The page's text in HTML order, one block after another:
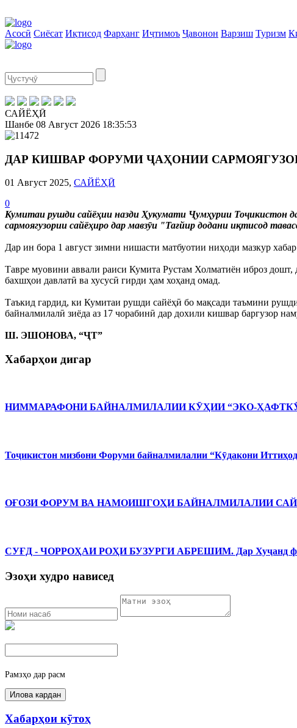
Асосӣ Сиёсат Иқтисод Фарҳанг Иҷтимоъ Ҷавонон Варзиш Туризм
САЙЁҲӢ
Шанбе 08 Август 2026 18:35:53
ДАР КИШВАР ФОРУМИ ҶАҲОНИИ
01 Август 2025, САЙЁҲӢ
0
Кумитаи рушди сайёҳии назди Ҳукумати Ҷумҳурии Тоҷикистон
сармоягузории сайёҳиро дар мавзӯи "Тағйир додани иқтисод
Дар ин бора 1 август зимни нишасти матбуотии ниҳоди мазкур
Тавре муовини аввали раиси Кумита Рустам Холматиён иброз
бахшҳои давлатӣ ва хусусӣ гирди ҳам хоҳанд омад.
Таъкид гардид, ки Кумитаи рушди сайёҳӣ бо мақсади таъмини
байналмилалӣ зиёда аз 17 чорабинӣ дар дохили кишвар баргузор
Ш. ЭШОНОВА, “ҶТ”
Хабарҳои дигар
НИММАРАФОНИ БАЙНАЛМИЛАЛИИ КӮҲИИ “ЭКО-
Тоҷикистон мизбони Форуми байналмилалии “Кӯдакони
ОҒОЗИ ФОРУМ ВА НАМОИШГОҲИ БАЙНАЛМИЛАЛИИ
СУҒД - ЧОРРОҲАИ РОҲИ БУЗУРГИ АБРЕШИМ. Дар Хуҷанд
Эзоҳи худро нависед
Рамзҳо дар расм
Хабарҳои кӯтоҳ